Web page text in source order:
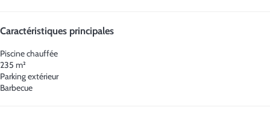
Caractéristiques principales
Piscine chauffée
235 m²
Parking extérieur
Barbecue